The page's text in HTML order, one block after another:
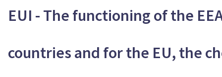
EUI - The functioning of the
countries and for the EU, the